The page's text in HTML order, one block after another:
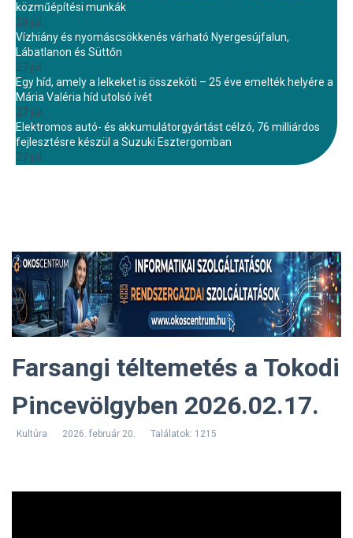
közműépítési munkák
28 júl.
Vízhiány és nyomáscsökkenés várható Nyergesújfalun,
Lábatlanon és Süttőn
27 júl.
Egy híd, amely a lelkeket is összeköti – 25 éve emelték helyére a
Mária Valéria híd utolsó ívét
27 júl.
Elektromos autó- és akkumulátorgyártást célzó, 76 milliárdos
fejlesztésre készül a Suzuki Esztergomban
27 júl.
Farsangi téltemetés a Tokodi
Pincevölgyben 2026.02.17.
Kultúra 2026. február 20. Találatok: 1215